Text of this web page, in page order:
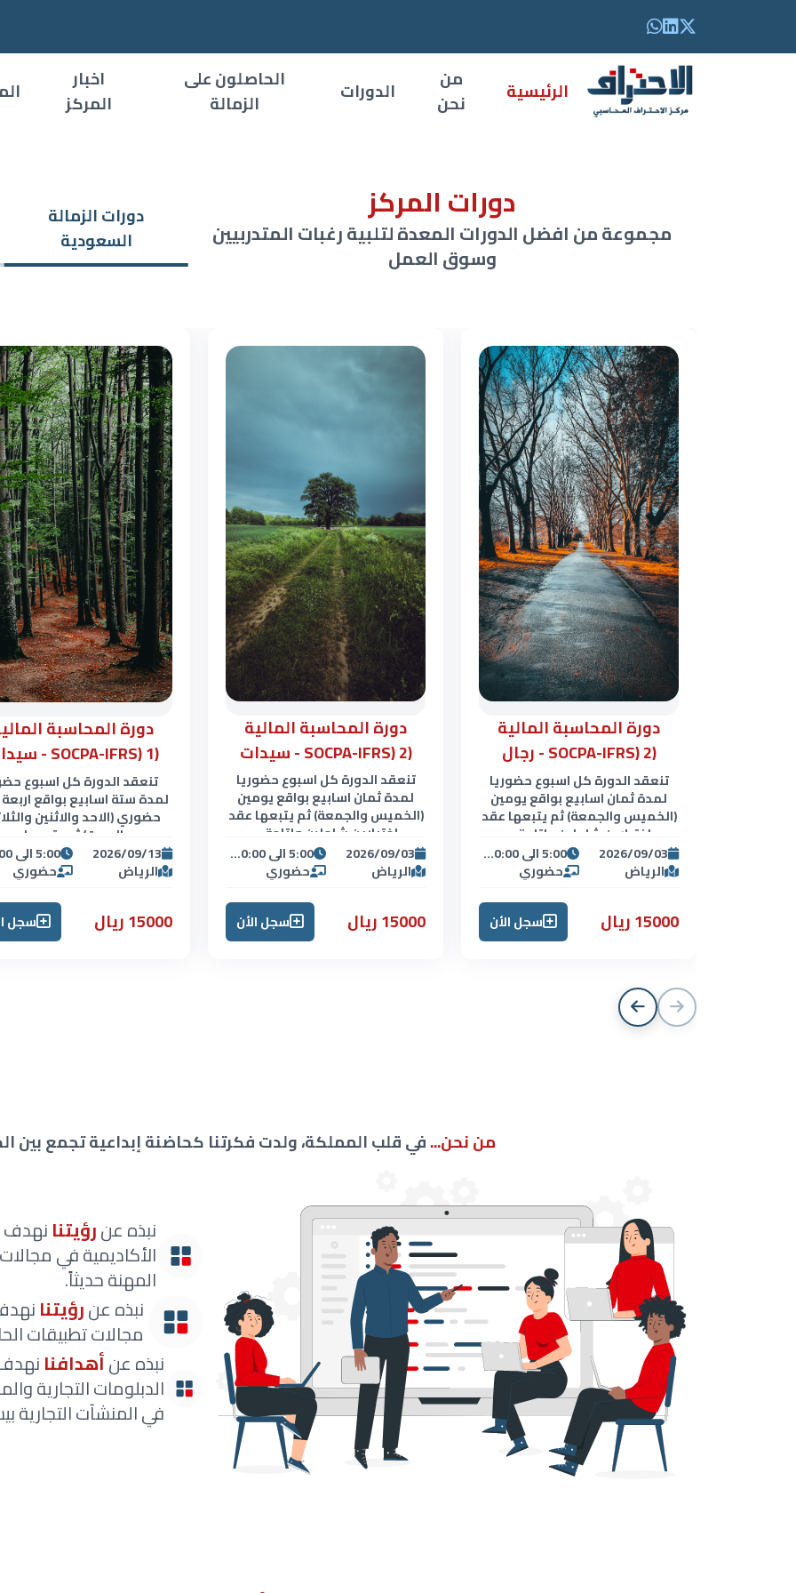
الرئيسية
من
نحن
الدورات
الحاصلون على
الزمالة
اخبار
المركز
دورات المركز
مجموعة من افضل الدورات المعدة لتلبية رغبات المتدربيين
وسوق العمل
دورات الزمالة
السعودية
دورة المحاسبة المالية
(SOCPA-IFRS) 2 - رجال
تنعقد الدورة كل اسبوع حضوريا
لمدة ثمان اسابيع بواقع يومين
(الخميس والجمعة) ثم يتبعها عقد
اختبارين شاملين وإتاحة...
2026/09/03
5:00 الى 10:00 يوم الخميس ومن 8:00 الى 5:00 العصر يوم الجمعة
الرياض حضوري
15000 ريال سجل الأن
دورة المحاسبة المالية
(SOCPA-IFRS) 2 - سيدات
تنعقد الدورة كل اسبوع حضوريا
لمدة ثمان اسابيع بواقع يومين
(الخميس والجمعة) ثم يتبعها عقد
اختبارين شاملين وإتاحة...
2026/09/03
5:00 الى 10:00 يوم الخميس ومن 8:00 الى 5:00 العصر يوم الجمعة
الرياض حضوري
15000 ريال سجل الأن
دورة المحاسبة
(SOCPA-IFRS) 1 - سيدات
تنعقد الدورة كل اسبوع
لمدة ستة اسابيع بواقع اربعة
حضوري (الاحد والاثنين
والسبت) ثم يتبعها...
2026/09/13
الرياض حضوري
15000 ريال سجل
من نحن...في قلب المملكة، ولدت فكرتنا كحاضنة إبداعية تجمع بين
نبذه عنرؤيتنانهدف
الأكاديمية في
المهنة حديثاً.
نبذه عنرؤيتنا
مجالات تطبيقات
نبذه عنأهدافنا
الدبلومات التجارية
في المنشآت التجارية